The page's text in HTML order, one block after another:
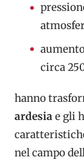
circa
hanno
ardesiae gli
nel campo